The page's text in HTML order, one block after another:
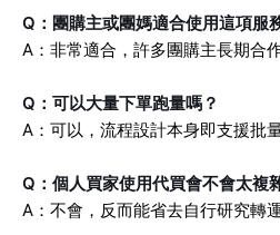
Q：團購主或團媽適合使用這項服
A：非常適合，許多團購主長期合
Q：可以大量下單跑量嗎？
A：可以，流程設計本身即支援批
Q：個人買家使用代買會不會太複
A：不會，反而能省去自行研究轉